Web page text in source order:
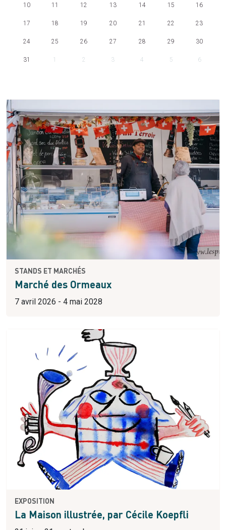
10 11 12 13 14 15 16
17 18 19 20 21 22 23
24 25 26 27 28 29 30
31 1 2 3 4 5 6
STANDS ET MARCHÉS
Marché des Ormeaux
7 avril 2026 - 4 mai 2028
EXPOSITION
La Maison illustrée, par Cécile Koepfli